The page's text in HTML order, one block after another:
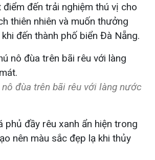
đến trải nghiệm thú vị cho
thiên nhiên và muốn thưởng
đến thành phố biển Đà Nẵng.
đùa trên bãi rêu với làng nước